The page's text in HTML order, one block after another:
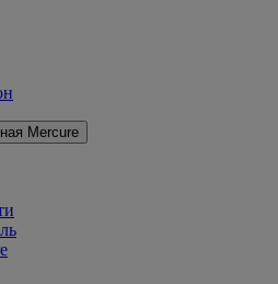
Mercure